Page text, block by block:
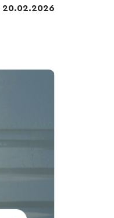
20.02.2026